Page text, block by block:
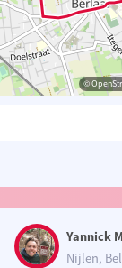
©
Yannick
Nijlen,